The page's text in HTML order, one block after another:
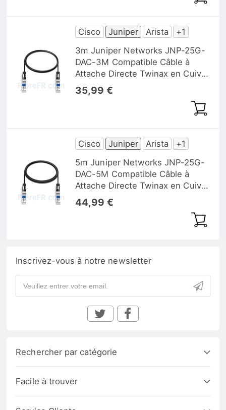
Cisco Juniper Arista
+1
3m Juniper Networks JNP-25G-
DAC-3M Compatible Câble à
Attache Directe Twinax en Cuivre
Passif 25G SFP28
35,99 €
Cisco Juniper Arista
+1
5m Juniper Networks JNP-25G-
DAC-5M Compatible Câble à
Attache Directe Twinax en Cuivre
Passif 25G SFP28
44,99 €
Inscrivez-vous à notre newsletter
Rechercher par catégorie
Facile à trouver